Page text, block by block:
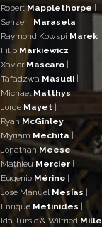
RobertMapplethorpe
Senzeni Marasela
Raymond Kowspi Marek
Filip Markiewicz
Xavier Mascaro
Tafadzwa Masudi
MichaelMatthys|
Jorge Mayet
Ryan McGinley
Myriam Mechita
Jonathan Meese|
Mathieu Mercier
Eugenio Mérino
José Manuel Mesías
Enrique Metinides
Ida Tursic & WilfriedMille